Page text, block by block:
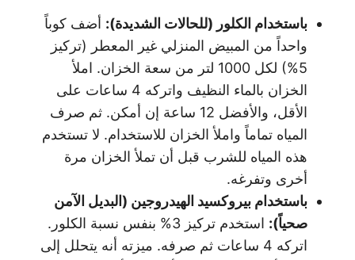
باستخدام الكلور (للحالات الشديدة): أضف كوباً
واحداً من المبيض المنزلي غير المعطر (تركيز
5%) لكل 1000 لتر من سعة الخزان. املأ
الخزان بالماء النظيف واتركه 4 ساعات على
الأقل، والأفضل 12 ساعة إن أمكن. ثم صرف
المياه تماماً واملأ الخزان للاستخدام. لا تستخدم
هذه المياه للشرب قبل أن تملأ الخزان مرة
أخرى وتفرغه.
باستخدام بيروكسيد الهيدروجين (البديل الآمن
صحياً):
استخدم تركيز 3% بنفس نسبة الكلور.
اتركه 4 ساعات ثم صرفه. ميزته أنه يتحلل إلى